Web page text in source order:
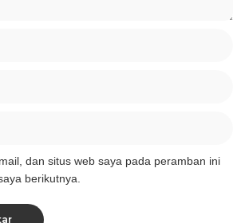
dan situs web saya pada peramban ini
berikutnya.